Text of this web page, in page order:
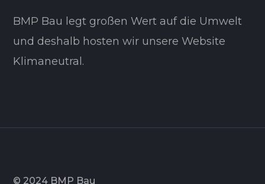
BMP Bau legt großen Wert auf die Umwelt
und deshalb hosten wir unsere Website
Klimaneutral.
© 2024 BMP Bau